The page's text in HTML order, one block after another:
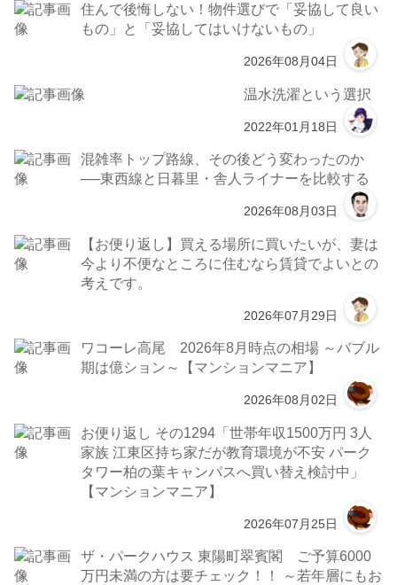
住んで後悔しない！物件選びで「妥協して良い
もの」と「妥協してはいけないもの」
2026年08月04日
温水洗濯という選択
2022年01月18日
混雑率トップ路線、その後どう変わったのか
──東西線と日暮里・舎人ライナーを比較する
2026年08月03日
【お便り返し】買える場所に買いたいが、妻は
今より不便なところに住むなら賃貸でよいとの
考えです。
2026年07月29日
ワコーレ高尾 2026年8月時点の相場 ～バブル
期は億ション～【マンションマニア】
2026年08月02日
お便り返し その1294「世帯年収1500万円 3人
家族 江東区持ち家だが教育環境が不安 パーク
タワー柏の葉キャンパスへ買い替え検討中」
【マンションマニア】
2026年07月25日
ザ・パークハウス 東陽町翠賓閣 ご予算6000
万円未満の方は要チェック！！ ～若年層にもお